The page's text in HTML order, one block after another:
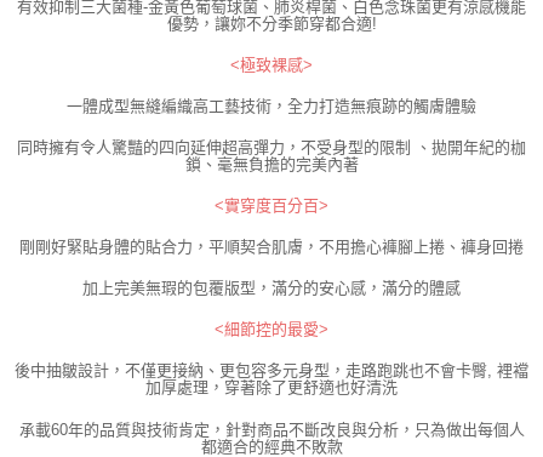
有效抑制三大菌種-金黃色葡萄球菌、肺炎桿菌、白色念珠菌更有涼感機能
優勢，讓妳不分季節穿都合適!
<極致裸感>
一體成型無縫編織高工藝技術，全力打造無痕跡的觸膚體驗
同時擁有令人驚豔的四向延伸超高彈力，不受身型的限制 、拋開年紀的枷
鎖、毫無負擔的完美內著
<實穿度百分百>
剛剛好緊貼身體的貼合力，平順契合肌膚，不用擔心褲腳上捲、褲身回捲
加上完美無瑕的包覆版型，滿分的安心感，滿分的體感
<細節控的最愛>
後中抽皺設計，不僅更接納、更包容多元身型，走路跑跳也不會卡臀, 裡襠
加厚處理，穿著除了更舒適也好清洗
承載60年的品質與技術肯定，針對商品不斷改良與分析，只為做出每個人
都適合的經典不敗款